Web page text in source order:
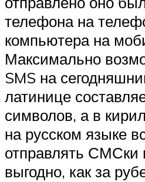
телефона на
компьютера на
Максимально
SMS на
латинице
символов, а в
на русском языке
отправлять СМСки
выгодно, как за